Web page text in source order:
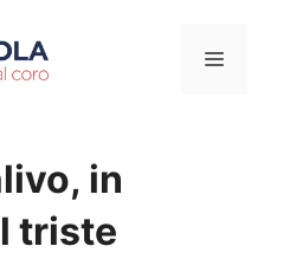
Menu
in
triste